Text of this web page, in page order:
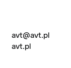
avt@avt.pl
avt.pl